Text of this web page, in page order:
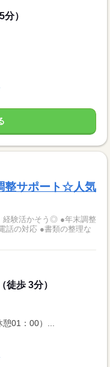
）
整サポート☆人気
そう◎ ●年末調整
話の対応 ●書類の整理な
徒歩 3分）
01：00）...